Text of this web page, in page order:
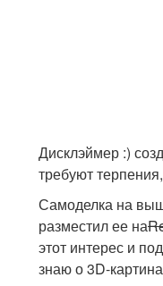
Дисклэймер :)
требуют
Самоделка на
разместил ее на
этот интерес и
знаю о 3D-